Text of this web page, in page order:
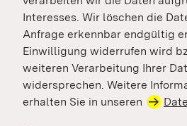
Interesses. Wir löschen die
Anfrage erkennbar endgültig
Einwilligung widerrufen wird
weiteren Verarbeitung Ihrer
widersprechen. Weitere
erhalten Sie in unseren